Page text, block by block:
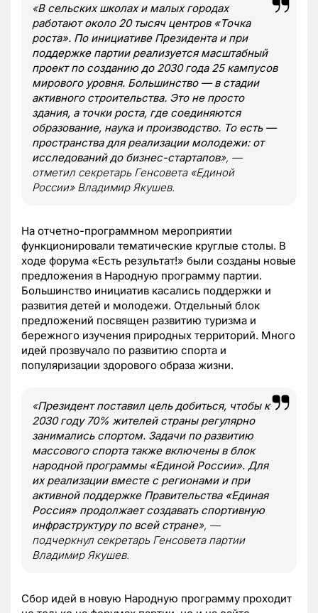
«В сельских школах и малых городах
работают около 20 тысяч центров «Точка
роста». По инициативе Президента и при
поддержке партии реализуется масштабный
проект по созданию до 2030 года 25 кампусов
мирового уровня. Большинство — в стадии
активного строительства. Это не просто
здания, а точки роста, где соединяются
образование, наука и производство. То есть —
пространства для реализации молодежи: от
исследований до бизнес-стартапов», —
отметил секретарь Генсовета «Единой
России» Владимир Якушев.
На отчетно-программном мероприятии
функционировали тематические круглые столы. В
ходе форума «Есть результат!» были созданы новые
предложения в Народную программу партии.
Большинство инициатив касались поддержки и
развития детей и молодежи. Отдельный блок
предложений посвящен развитию туризма и
бережного изучения природных территорий. Много
идей прозвучало по развитию спорта и
популяризации здорового образа жизни.
«Президент поставил цель добиться, чтобы к
2030 году 70% жителей страны регулярно
занимались спортом. Задачи по развитию
массового спорта также включены в блок
народной программы «Единой России». Для
их реализации вместе с регионами и при
активной поддержке Правительства «Единая
Россия» продолжает создавать спортивную
инфраструктуру по всей стране», —
подчеркнул секретарь Генсовета партии
Владимир Якушев.
Сбор идей в новую Народную программу проходит